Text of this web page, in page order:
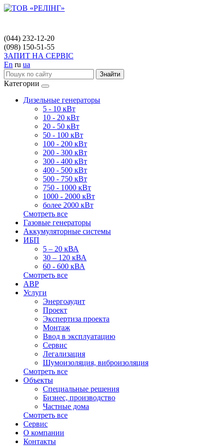
(044) 232-12-20
(098) 150-51-55
ЗАПИТ НА СЕРВІС
En ru ua
Знайти
Категории
Дизельные генераторы
5 - 10 кВт
10 - 20 кВт
20 - 50 кВт
50 - 100 кВт
100 - 200 кВт
200 - 300 кВт
300 - 400 кВт
400 - 500 кВт
500 - 750 кВт
750 - 1000 кВт
1000 - 2000 кВт
более 2000 кВт
Смотреть все
Газовые генераторы
Аккумуляторные системы
ИБП
5 – 20 кВА
30 – 120 кВА
60 - 600 кВА
Смотреть все
АВР
Услуги
Энергоаудит
Проект
Экспертиза проекта
Монтаж
Ввод в эксплуатацию
Сервис
Легализация
Шумоизоляция, виброизоляция
Смотреть все
Объекты
Специальные решения
Бизнес, производство
Частные дома
Смотреть все
Сервис
О компании
Контакты